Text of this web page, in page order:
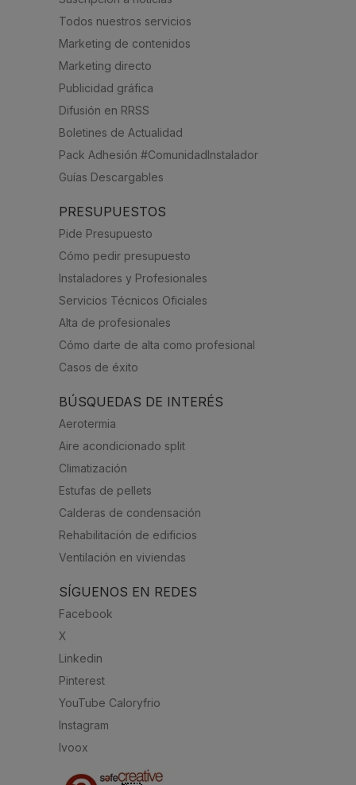
Todos nuestros servicios
Marketing de contenidos
Marketing directo
Publicidad gráfica
Difusión en RRSS
Boletines de Actualidad
Pack Adhesión #ComunidadInstalador
Guías Descargables
PRESUPUESTOS
Pide Presupuesto
Cómo pedir presupuesto
Instaladores y Profesionales
Servicios Técnicos Oficiales
Alta de profesionales
Cómo darte de alta como profesional
Casos de éxito
BÚSQUEDAS DE INTERÉS
Aerotermia
Aire acondicionado split
Climatización
Estufas de pellets
Calderas de condensación
Rehabilitación de edificios
Ventilación en viviendas
SÍGUENOS EN REDES
Facebook
X
Linkedin
Pinterest
YouTube Caloryfrio
Instagram
Ivoox